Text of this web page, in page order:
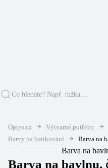
Optys.cz Výtvarné potřeby
Barvy na batikování
Barva na
Barva na bavlnu,